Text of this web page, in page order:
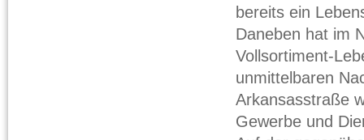
bereits ein
Daneben hat im
Vollsortiment-
unmittelbaren
Arkansasstraße
Gewerbe und